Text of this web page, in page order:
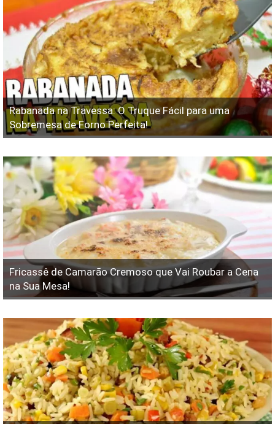
Rabanada na Travessa: O Truque Fácil para uma
Sobremesa de Forno Perfeita!
Fricassê ​​de Camarão Cremoso que Vai Roubar a Cena
na Sua Mesa!